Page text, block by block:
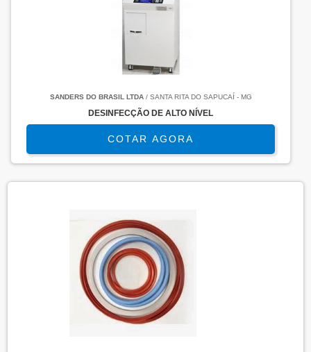
SANDERS DO BRASIL LTDA/ SANTA RITA DO SAPUCAÍ - MG
DESINFECÇÃO DE ALTO NÍVEL
COTAR AGORA